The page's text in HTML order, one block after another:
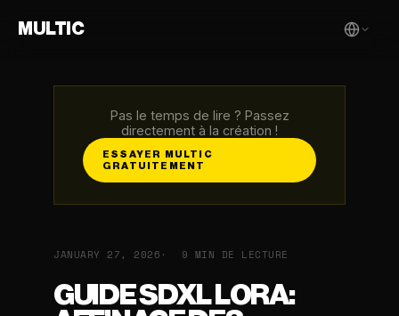
MULTIC
Pas le temps de lire ? Passez
directement à la création !
ESSAYER MULTIC
GRATUITEMENT
JANUARY 27, 2026 9 MIN DE LECTURE
GUIDE SDXL LORA: